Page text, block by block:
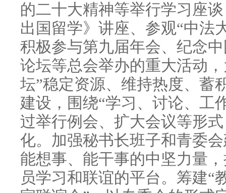
的二十大精神等举行学习座
出国留学》讲座、参观“中法
积极参与第九届年会、纪念
论坛等总会举办的重大活动
坛”稳定资源、维持热度、蓄
建设，围绕“学习、讨论、工
过举行例会、扩大会议等形
化。加强秘书长班子和青委
能想事、能干事的中坚力量
员学习和联谊的平台。筹建“